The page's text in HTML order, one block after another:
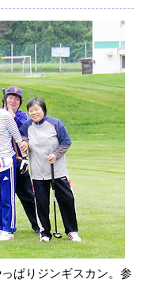
ぱりジンギスカン。参